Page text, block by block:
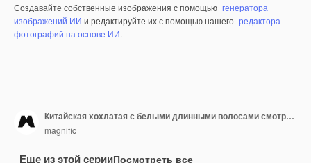
Создавайте собственные изображения с помощью генератора
изображений ИИ и редактируйте их с помощью нашего редактора
фотографий на основе ИИ.
Китайская хохлатая с белыми длинными волосами смотрит в сторону
magnific
Еще из этой серииПосмотреть все